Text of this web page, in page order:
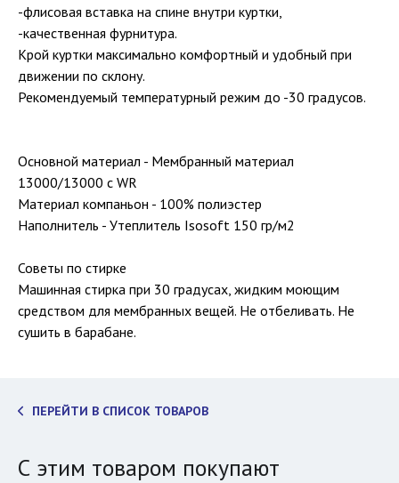
-флисовая вставка на спине внутри куртки,
-качественная фурнитура.
Крой куртки максимально комфортный и удобный при
движении по склону.
Рекомендуемый температурный режим до -30 градусов.
Основной материал - Мембранный материал
13000/13000 с WR
Материал компаньон - 100% полиэстер
Наполнитель - Утеплитель Isosoft 150 гр/м2
Советы по стирке
Машинная стирка при 30 градусах, жидким моющим
средством для мембранных вещей. Не отбеливать. Не
сушить в барабане.
ПЕРЕЙТИ В СПИСОК ТОВАРОВ
С этим товаром покупают